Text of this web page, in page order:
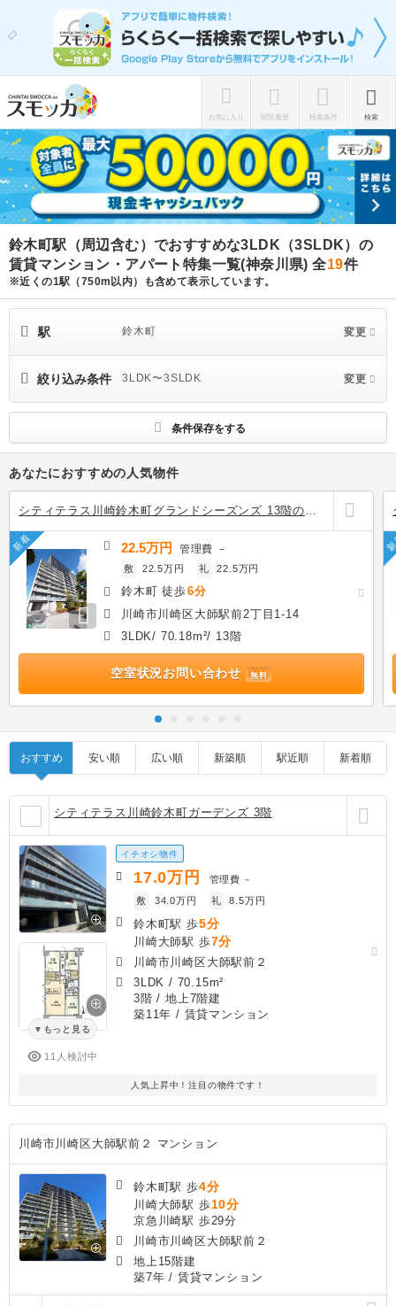
お気に入り 閲覧履歴 検索条件 検索
鈴木町駅（周辺含む）でおすすめな3LDK（3SLDK）の
賃貸マンション・アパート特集一覧(神奈川県)全19件
※近くの1駅（750m以内）も含めて表示しています。
駅 鈴木町 変更
絞り込み条件 3LDK〜3SLDK 変更
条件保存をする
あなたにおすすめの人気物件
シティテラス川崎鈴木町グランドシーズンズ 13階の賃
新着 22.5万円 管理費 －
敷 22.5万円 礼 22.5万円
鈴木町 徒歩6分
川崎市川崎区大師駅前2丁目1-14
3LDK/ 70.18m²/ 13階
空室状況お問い合わせ 無料
おすすめ 安い順 広い順 新築順 駅近順 新着順
シティテラス川崎鈴木町ガーデンズ 3階
もっと見る
11人検討中
イチオシ物件
17.0万円 管理費 －
敷
34.0万円 礼 8.5万円
鈴木町駅 歩5分
川崎大師駅 歩7分
川崎市川崎区大師駅前２
3LDK / 70.15m²
3階 / 地上7階建
築11年 / 賃貸マンション
人気上昇中！注目の物件です！
川崎市川崎区大師駅前２ マンション
鈴木町駅 歩4分
川崎大師駅 歩10分
京急川崎駅 歩29分
川崎市川崎区大師駅前２
地上15階建
築7年 / 賃貸マンション